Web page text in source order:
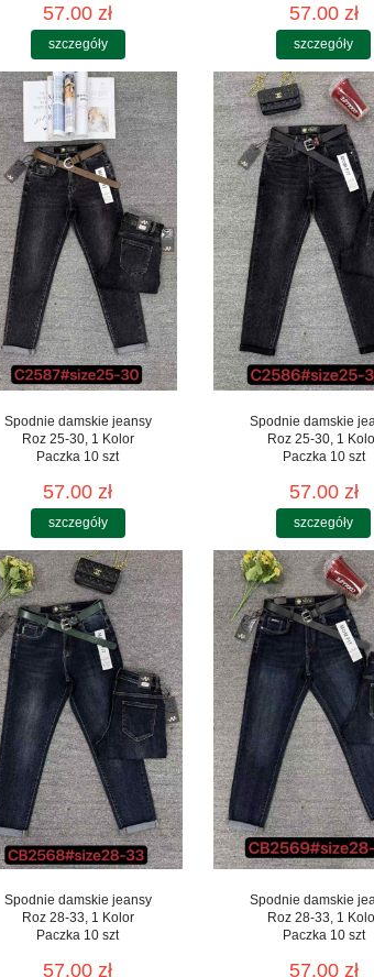
57.00 zł
szczegóły
57.00 zł
szczegóły
Spodnie damskie jeansy
Roz 25-30, 1 Kolor
Paczka 10 szt
57.00 zł
szczegóły
Spodnie damskie
Roz 25-30, 1
Paczka 10 szt
57.00 zł
szczegóły
Spodnie damskie jeansy
Roz 28-33, 1 Kolor
Paczka 10 szt
57.00 zł
Spodnie damskie
Roz 28-33, 1
Paczka 10 szt
57.00 zł